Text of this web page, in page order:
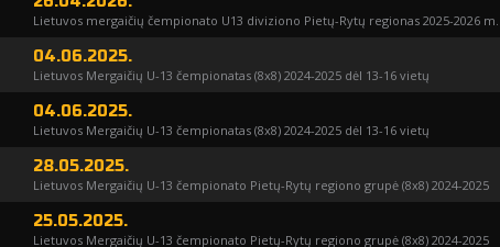
Lietuvos mergaičių čempionato U13 diviziono Pietų-Rytų regionas 2025-2026 m.
04.06.2025.
Lietuvos Mergaičių U-13 čempionatas (8x8) 2024-2025 dėl 13-16 vietų
04.06.2025.
Lietuvos Mergaičių U-13 čempionatas (8x8) 2024-2025 dėl 13-16 vietų
28.05.2025.
Lietuvos Mergaičių U-13 čempionato Pietų-Rytų regiono grupė (8x8) 2024-2025
25.05.2025.
Lietuvos Mergaičių U-13 čempionato Pietų-Rytų regiono grupė (8x8) 2024-2025